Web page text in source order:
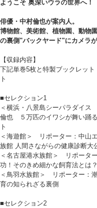
ようこそ 奥深いウラの世界へ！
俳優・中村倫也が案内人。
博物館、美術館、植物園、動物
の裏側"バックヤード"にカメラが
【収録内容】
下記単巻5枚と特製ブックレッ
ト
■セレクション1
＜横浜・八景島シーパラダイ
倫也 ５万匹のイワシが舞い踊
ト
＜海遊館＞ リポーター：中山
族館 人間さながらの健康診断大
＜名古屋港水族館＞ リポータ
功！そのきめ細かな飼育法とは？
＜鳥羽水族館＞ リポーター：
育の知られざる裏側
■セレクション2